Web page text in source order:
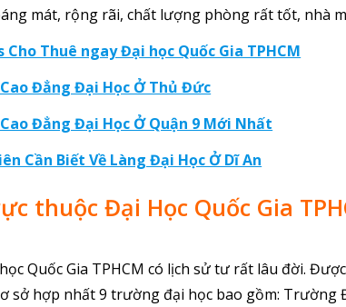
mát, rộng rãi, chất lượng phòng rất tốt, nhà
Cho Thuê ngay Đại học Quốc Gia TPHCM
Đẳng Đại Học Ở Thủ Đức
Đẳng Đại Học Ở Quận 9 Mới Nhất
Cần Biết Về Làng Đại Học Ở Dĩ An
thuộc Đại Học Quốc Gia
Quốc Gia TPHCM có lịch sử tư rất lâu đời.
sở hợp nhất 9 trường đại học bao gồm: Trường